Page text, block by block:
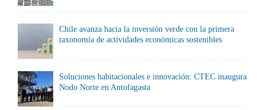
Chile avanza hacia la inversión verde con la primera
taxonomía de actividades económicas sostenibles
Soluciones habitacionales e innovación: CTEC inaugura
Nodo Norte en Antofagasta